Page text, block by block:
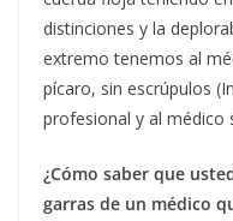
distinciones y la
extremo tenemos al
pícaro, sin escrúpulos
profesional y al médico
¿Cómo saber que
garras de un médico